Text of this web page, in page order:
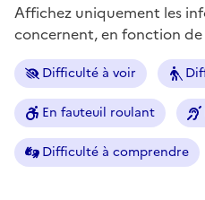
Affichez uniquement les
concernent, en fonction
Difficulté à voir
En fauteuil roulant
Difficulté à comprendre